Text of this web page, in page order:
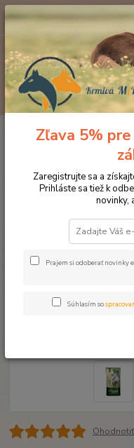
Krmivo pre kone St.
Irish Mash 15
Zľava 5%
Zaregistrujte sa a
Prihláste sa tiež k
novinky,
Prajem si odoberať novinky
Súhlasím so